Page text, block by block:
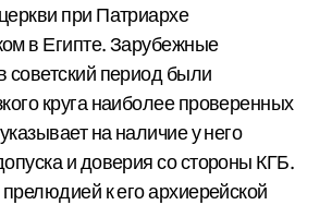
при Патриархе
в Египте.Зарубежные
советский период были
круга наиболее проверенных
на наличие у него
и доверия со стороны КГБ.
к его архиерейской